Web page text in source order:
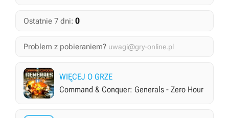
Ostatnie 7 dni: 0
Problem z pobieraniem? uwagi@gry-online.pl
WIĘCEJ O GRZE
Command & Conquer: Generals - Zero Hour